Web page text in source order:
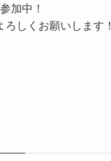
加中！
ろしくお願いします！